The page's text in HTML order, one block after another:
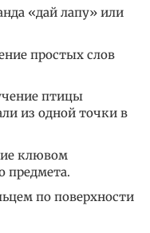
«дай лапу» или
простых слов
птицы
из одной точки в
клювом
предмета.
по поверхности